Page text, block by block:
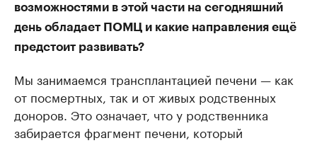
возможностями в этой части на сегодняшний
день обладает ПОМЦ и какие направления ещё
предстоит развивать?
Мы занимаемся трансплантацией печени — как
от посмертных, так и от живых родственных
доноров. Это означает, что у родственника
забирается фрагмент печени, который